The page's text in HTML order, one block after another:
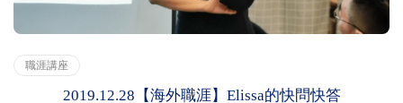
職涯講座
2019.12.28【海外職涯】Elissa的快問快答